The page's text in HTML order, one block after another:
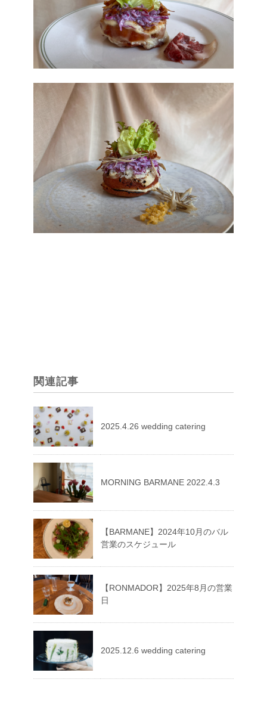
関連記事
2025.4.26 wedding catering
MORNING BARMANE 2022.4.3
【BARMANE】2024年10月のバル
営業のスケジュール
【RONMADOR】2025年8月の営業
日
2025.12.6 wedding catering